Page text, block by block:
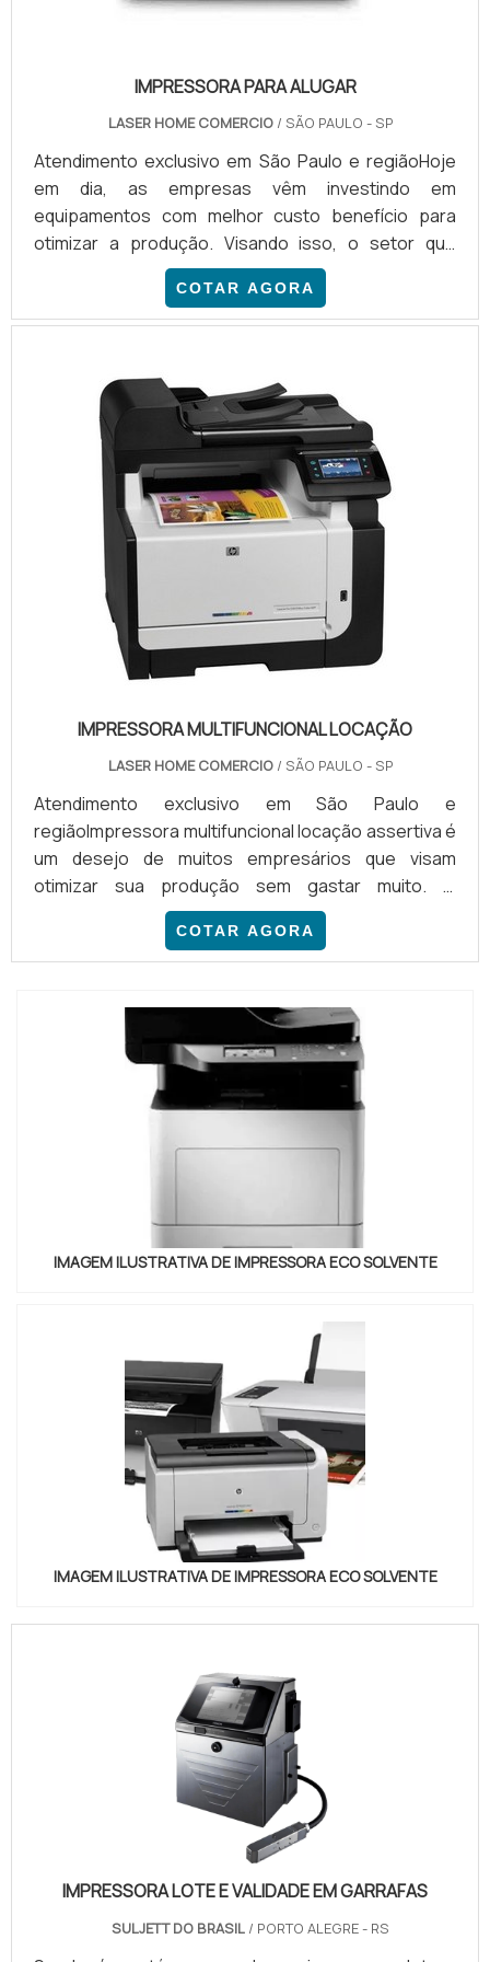
IMPRESSORA PARA ALUGAR
LASER HOME COMERCIO / SÃO PAULO - SP
Atendimento exclusivo em São Paulo e regiãoHoje
em dia, as empresas vêm investindo em
equipamentos com melhor custo benefício para
otimizar a produção. Visando isso, o setor que
fornece impressora para alugar está crescendo
gradativamente no Brasil. O serviço de se sobressai
por garantir ao contratante reposição rápida de
troca de máquinas em casos de necessidade.
PRINCIPAIS VANTAGENS DA CO...
COTAR AGORA
IMPRESSORA MULTIFUNCIONAL LOCAÇÃO
LASER HOME COMERCIO / SÃO PAULO - SP
Atendimento exclusivo em São Paulo e
regiãoImpressora multifuncional locação assertiva é
um desejo de muitos empresários que visam
otimizar sua produção sem gastar muito. O
equipamento é um dos mais populares do mercado
devido a gama de funções que pode exercer.
PRINCIPAIS BENEFÍCIOS DO EQUIPAMENTOContar
passo fundamental para quem deseja adquirir uma
impressora de alta performance. No entant...
COTAR AGORA
IMAGEM ILUSTRATIVA DE IMPRESSORA ECO SOLVENTE
IMAGEM ILUSTRATIVA DE IMPRESSORA ECO SOLVENTE
IMPRESSORA LOTE E VALIDADE EM GARRAFAS
SULJETT DO BRASIL / PORTO ALEGRE - RS